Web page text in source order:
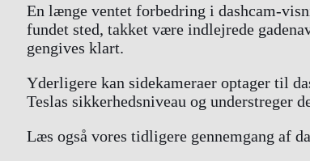
En længe ventet forbedring i dashcam-
fundet sted, takket være indlejrede
gengives klart.
Yderligere kan sidekameraer optager til
Teslas sikkerhedsniveau og understreger
Læs også vores tidligere gennemgang af